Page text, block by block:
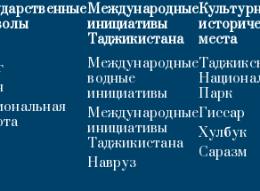
Международные
инициативы
Таджикистана
Международные
водные
инициативы
Международные
инициативы
Таджикистана
Навруз
места
Парк
Гиссар
Хулбук
Саразм